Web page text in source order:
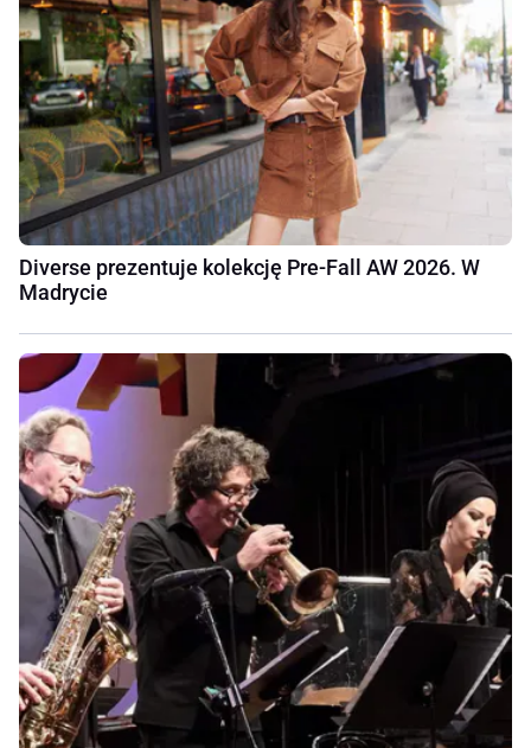
Diverse prezentuje kolekcję Pre-Fall AW 2026. W
Madrycie